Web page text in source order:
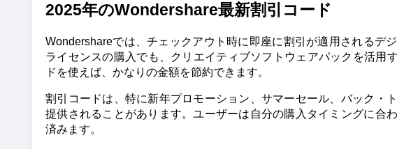
2025年のWondershare最新割引コード
Wondershareでは、チェックアウト時に即座に割引が適用されるデ
ライセンスの購入でも、クリエイティブソフトウェアパックを活用
ドを使えば、かなりの金額を節約できます。
割引コードは、特に新年プロモーション、サマーセール、バック・
提供されることがあります。ユーザーは自分の購入タイミングに合
済みます。